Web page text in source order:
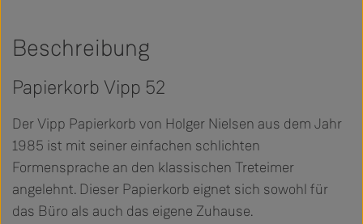
Beschreibung
Papierkorb Vipp 52
Der Vipp Papierkorb von Holger Nielsen aus dem Jahr
1985 ist mit seiner einfachen schlichten
Formensprache an den klassischen Treteimer
angelehnt. Dieser Papierkorb eignet sich sowohl für
das Büro als auch das eigene Zuhause.